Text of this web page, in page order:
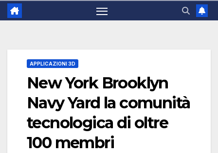
APPLICAZIONI 3D
New York Brooklyn
Navy Yard la comunità
tecnologica di oltre
100 membri